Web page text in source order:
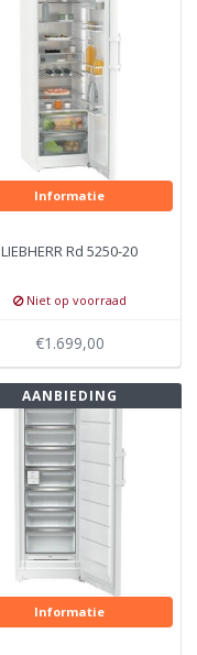
Informatie
LIEBHERR Rd 5250-20
Niet op voorraad
€1.699,00
AANBIEDING
Informatie